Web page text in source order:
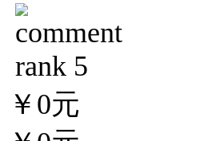
￥0元